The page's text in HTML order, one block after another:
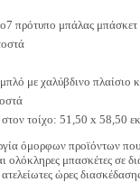
πρότυπο μπάλας μπάσκετ
με χαλύβδινο πλαίσιο
τοίχο: 51,50 x 58,50
όμορφων προϊόντων
μπασκέτες σε
ώρες